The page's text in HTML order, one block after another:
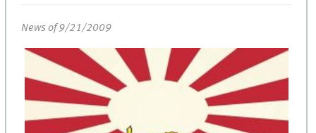
News of 9/21/2009